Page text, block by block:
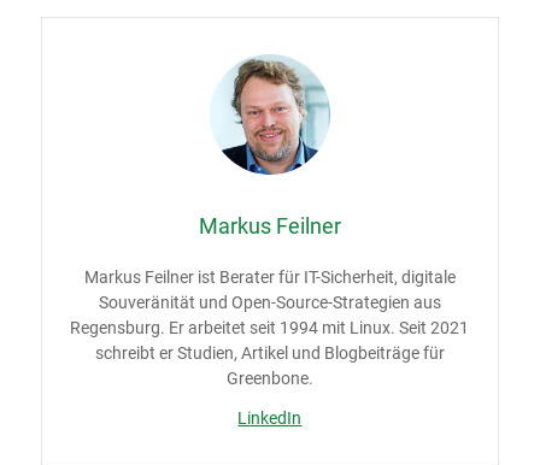
Markus Feilner
Markus Feilner ist Berater für IT-Sicherheit, digitale
Souveränität und Open-Source-Strategien aus
Regensburg. Er arbeitet seit 1994 mit Linux. Seit 2021
schreibt er Studien, Artikel und Blogbeiträge für
Greenbone.
LinkedIn